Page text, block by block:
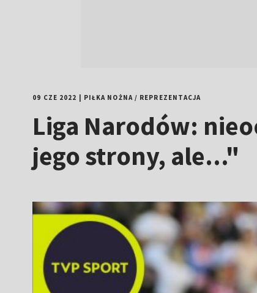
09 CZE 2022 PIŁKA NOŻNA/ REPREZENTACJA
Liga Narodów:
jego strony, ale..."